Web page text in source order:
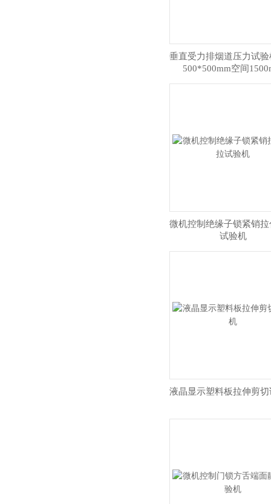
垂直受力排烟道压力试
500*500mm空间
微机控制绝缘子锁紧销
试验机
液晶显示塑料板拉伸剪